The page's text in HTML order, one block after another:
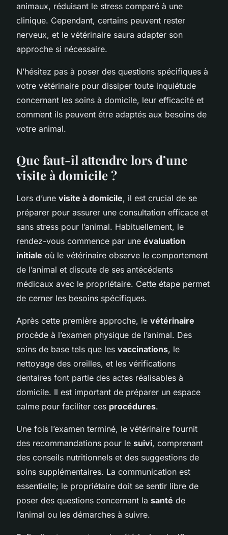
animaux, réduisant le stress comparé à une
clinique. Cependant, certains peuvent rester
nerveux, et le vétérinaire saura adapter son
approche si nécessaire.
N’hésitez pas à poser des questions spécifiques à
votre vétérinaire pour dissiper toute inquiétude
concernant les soins à domicile, leur efficacité et
comment ils peuvent être adaptés aux besoins de
votre animal.
Que faut-il attendre lors d’une
visite à domicile ?
Lors d’une visite à domicile, il est crucial de se
préparer pour assurer une consultation efficace et
sans stress pour l’animal. Habituellement, le
rendez-vous commence par une évaluation
initiale où le vétérinaire observe le comportement
de l’animal et discute de ses antécédents
médicaux avec le propriétaire. Cette étape permet
de cerner les besoins spécifiques.
Après cette première approche, le vétérinaire
procède à l’examen physique de l’animal. Des
soins de base tels que les vaccinations, le
nettoyage des oreilles, et les vérifications
dentaires font partie des actes réalisables à
domicile. Il est important de préparer un espace
calme pour faciliter ces procédures.
Une fois l’examen terminé, le vétérinaire fournit
des recommandations pour le suivi, comprenant
des conseils nutritionnels et des suggestions de
soins supplémentaires. La communication est
essentielle; le propriétaire doit se sentir libre de
poser des questions concernant la santé de
l’animal ou les démarches à suivre.